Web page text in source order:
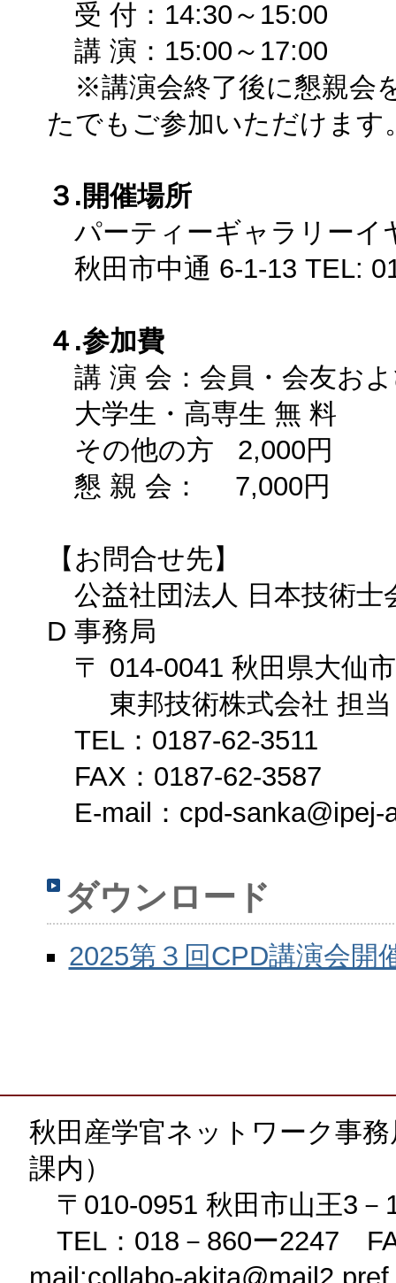
受 付：14:30～15:00
講 演：15:00～17:00
※講演会終了後に懇親会
たでもご参加いただけます
３.開催場所
パーティーギャラリーイ
秋田市中通 6-1-13 TEL:
４.参加費
講 演 会：会員・会友お
大学生・高専生 無 料
その他の方 2,000円
懇 親 会： 7,000円
【お問合せ先】
公益社団法人 日本技術士
D 事務局
〒 014-0041 秋田県大仙
東邦技術株式会社 担当
TEL：0187-62-3511
FAX：0187-62-3587
E-mail：cpd-sanka@ipej-
ダウンロード
2025第３回CPD講演会開
秋田産学官ネットワーク事
課内）
〒010-0951 秋田市山王3－
TEL：018－860ー2247